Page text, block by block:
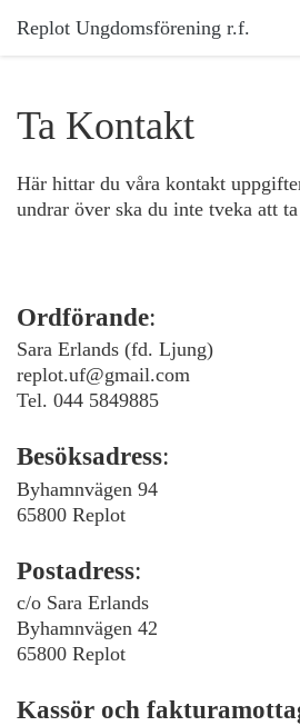
Replot Ungdomsförening r.f.
Ta Kontakt
Här hittar du våra kontakt
undrar över ska du inte tveka att
Ordförande:
Sara Erlands (fd. Ljung)
replot.uf@gmail.com
Tel. 044 5849885
Besöksadress:
Byhamnvägen 94
65800 Replot
Postadress:
c/o Sara Erlands
Byhamnvägen 42
65800 Replot
Kassör och